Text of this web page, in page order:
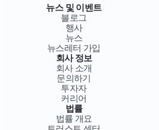
뉴스 및 이벤트
블로그
행사
뉴스
뉴스레터 가입
회사 정보
회사 소개
문의하기
투자자
커리어
법률
법률 개요